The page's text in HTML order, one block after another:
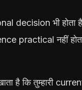
decision भी होता
practical नहीं
है कि तुम्हारी